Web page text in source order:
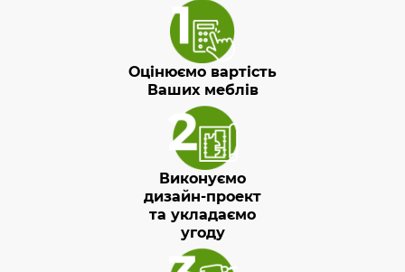
Оцінюємо вартість
Ваших меблів
Виконуємо
дизайн-проект
та укладаємо
угоду